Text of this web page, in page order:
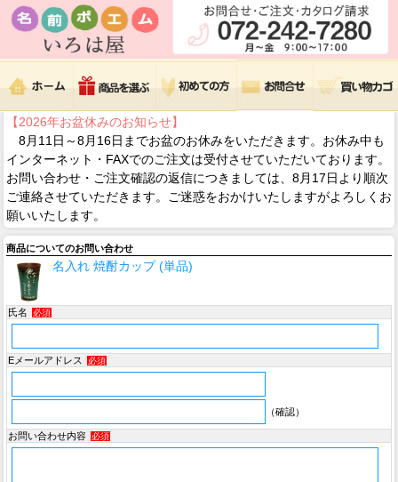
【2026年お盆休みのお知らせ】
8月11日～8月16日までお盆のお休みをいただきます。お休み中も
インターネット・FAXでのご注文は受付させていただいております。
お問い合わせ・ご注文確認の返信につきましては、8月17日より順次
ご連絡させていただきます。ご迷惑をおかけいたしますがよろしくお
願いいたします。
商品についてのお問い合わせ
名入れ 焼酎カップ (単品)
氏名 必須
Eメールアドレス 必須
（確認）
お問い合わせ内容 必須